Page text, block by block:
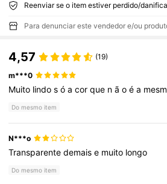
Para denunciar este vendedor e/ou
4,57 (19)
m***0
Muito lindosóacorque nãoéa
Do mesmo item
N***o
Transparentedemaise muito longo
Do mesmo item